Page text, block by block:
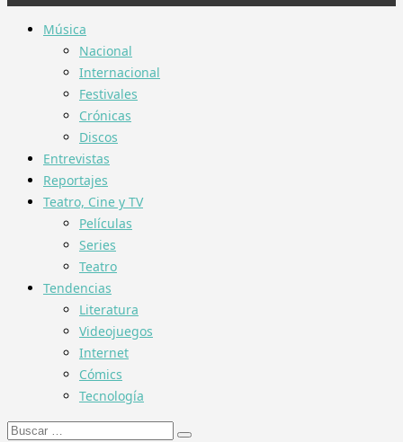
Música
Nacional
Internacional
Festivales
Crónicas
Discos
Entrevistas
Reportajes
Teatro, Cine y TV
Películas
Series
Teatro
Tendencias
Literatura
Videojuegos
Internet
Cómics
Tecnología
Buscar: